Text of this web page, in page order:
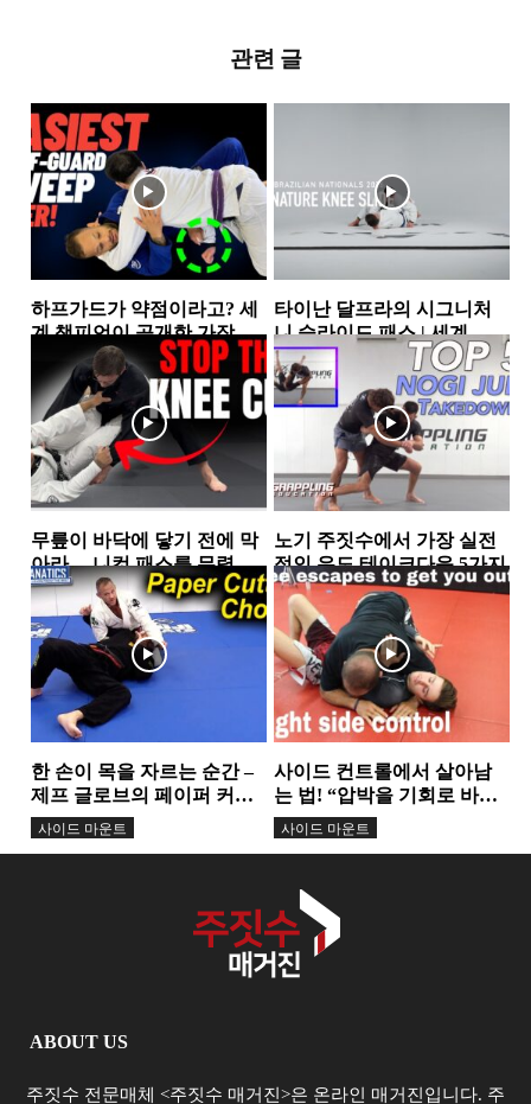
관련 글
하프가드가 약점이라고? 세
계 챔피언이 공개한 가장 실
전적인 하프가드 스윕 2가지
하프가드
타이난 달프라의 시그니처
니 슬라이드 패스 | 세계 챔
피언이 반복해서 사용하는...
하프가드
무릎이 바닥에 닿기 전에 막
아라… 니컷 패스를 무력화
하는 핵심 원리
가드
노기 주짓수에서 가장 실전
적인 유도 테이크다운 5가지
스탠딩
한 손이 목을 자르는 순간 –
제프 글로브의 페이퍼 커터
초크...
사이드 마운트
사이드 컨트롤에서 살아남
는 법! “압박을 기회로 바꾸
는 3가지 탈출 기술”
사이드 마운트
ABOUT US
주짓수 전문매체 <주짓수 매거진>은 온라인 매거진입니다. 주